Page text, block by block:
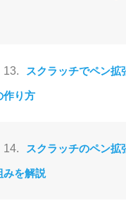
13. スクラッチでペン
作り方
14. スクラッチのペン
みを解説